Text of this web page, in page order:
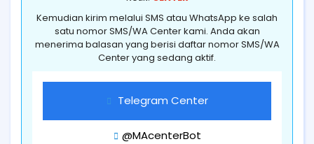
Kemudian kirim melalui SMS atau WhatsApp ke salah
satu nomor SMS/WA Center kami. Anda akan
menerima balasan yang berisi daftar nomor SMS/WA
Center yang sedang aktif.
Telegram Center
@MAcenterBot